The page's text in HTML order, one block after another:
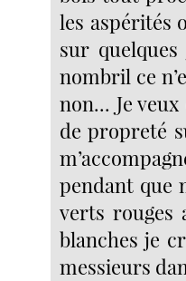
les aspérités
sur
nombril ce
non... Je
de propreté
pendant que
verts rouges
blanches je
messieurs